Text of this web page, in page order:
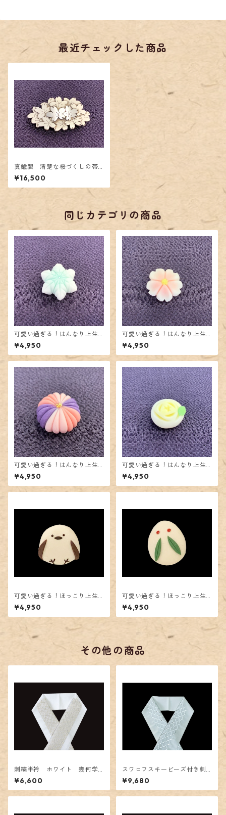
最近チェックした商品
真鍮製 清楚な桜づくしの帯
留帯留
¥16,500
同じカテゴリの商品
可愛い過ぎる！はんなり上生
菓子の帯留「雪の結晶」
¥4,950
可愛い過ぎる！はんなり上生
菓子の帯留「さくら」
¥4,950
可愛い過ぎる！はんなり上生
菓子の帯留「手まり菊」
¥4,950
可愛い過ぎる！はんなり上生
菓子の帯留「夏つばき」
¥4,950
可愛い過ぎる！ほっこり上生
菓子の帯留「シマエナガ」
¥4,950
可愛い過ぎる！ほっこり上生
菓子の帯留「雪うさぎ」
¥4,950
その他の商品
刺繍半衿 ホワイト 幾何学
模様 ベージュ系
¥6,600
スワロフスキービーズ付き刺
繍半衿 ブルー
¥9,680